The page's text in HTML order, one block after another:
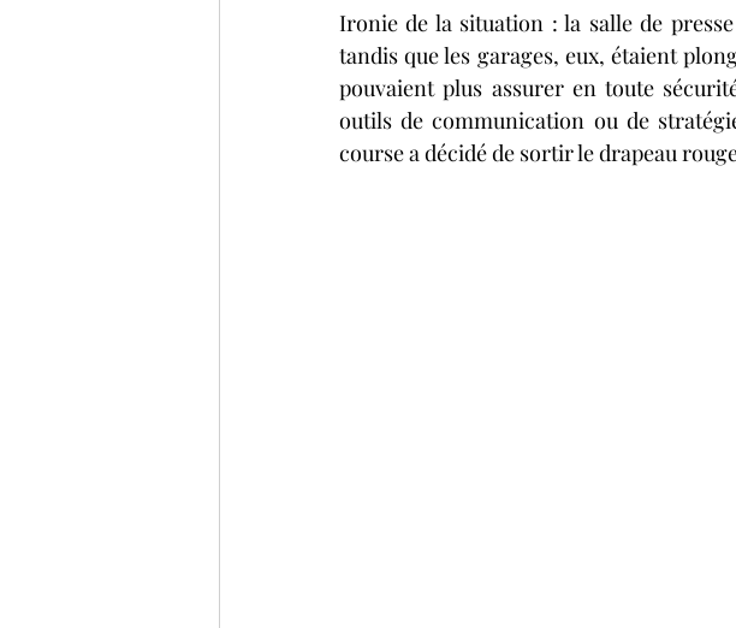
Ironie de la situation : la salle de
tandis que les garages, eux, étaient
pouvaient plus assurer en toute
outils de communication ou de
course a décidé de sortir le drapeau